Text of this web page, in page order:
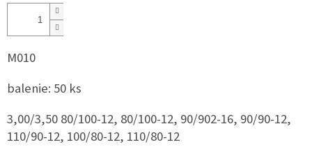
M010
balenie: 50 ks
3,00/3,50 80/100-12, 80/100-12, 90/902-16, 90/90-12,
110/90-12, 100/80-12, 110/80-12